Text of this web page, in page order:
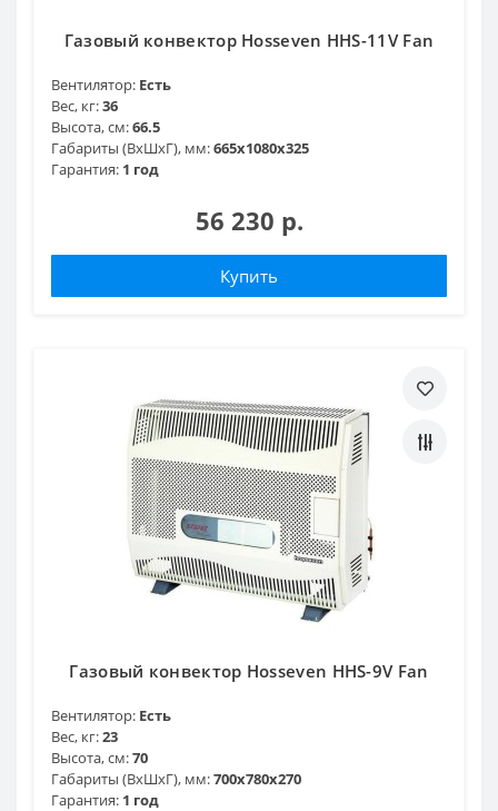
Газовый конвектор Hosseven HHS-11V Fan
Вентилятор: Есть
Вес, кг:36
Высота, см:66.5
Габариты (ВхШхГ), мм:665x1080x325
Гарантия: 1 год
56 230 р.
Купить
Газовый конвектор Hosseven HHS-9V Fan
Вентилятор: Есть
Вес, кг:23
Высота, см:70
Габариты (ВхШхГ), мм:700х780х270
Гарантия: 1 год